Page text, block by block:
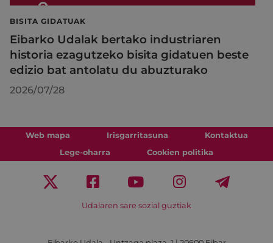
BISITA GIDATUAK
Eibarko Udalak bertako industriaren
historia ezagutzeko bisita gidatuen beste
edizio bat antolatu du abuzturako
2026/07/28
Web mapa Irisgarritasuna
Kontaktua
Lege-oharra
Cookien politika
Udalaren sare sozial guztiak